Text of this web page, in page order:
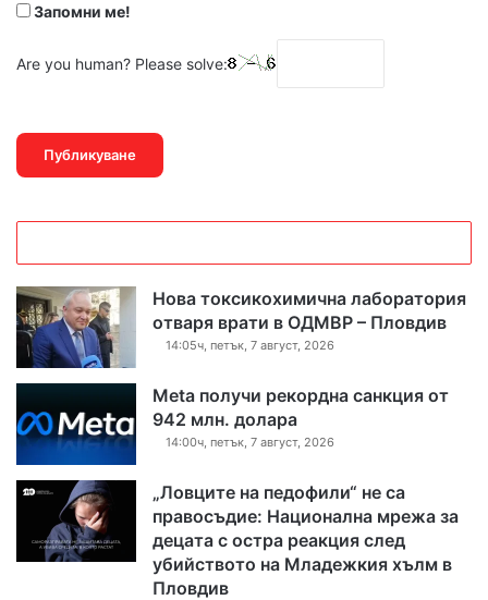
Запомни ме!
Are you human? Please solve:
Нова токсикохимична лаборатория
отваря врати в ОДМВР – Пловдив
14:05ч, петък, 7 август, 2026
Meta получи рекордна санкция от
942 млн. долара
14:00ч, петък, 7 август, 2026
„Ловците на педофили“ не са
правосъдие: Национална мрежа за
децата с остра реакция след
убийството на Младежкия хълм в
Пловдив